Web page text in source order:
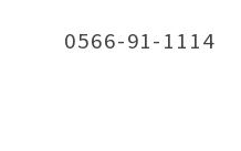
0566-91-1114